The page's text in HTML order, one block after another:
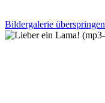
Bildergalerie überspringen